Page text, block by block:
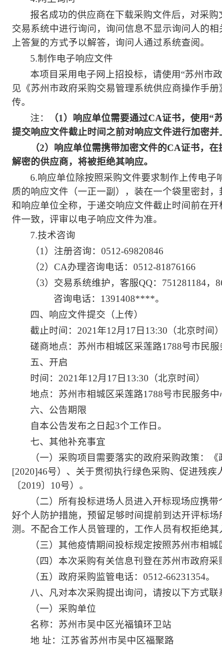
报名成功的供应商在下载采购文件后，对采
交易系统中进行询问，询问信息不显示询问人的
上答复的方式予以解答，询问人通过系统查阅。
5.制作电子响应文件
本项目采用电子网上招投标，请使用“苏州市
见《苏州市政府采购交易管理系统供应商操作手
传。
注：
（1）响应单位需要通过CA证书，使用
提交响应文件截止时间之前对响应文件进行加密并
（2）响应单位需携带加密文件的CA证书，
解密的供应商，将被拒绝其响应。
6.响应单位除按照采购文件要求制作上传电
质的响应文件（一正一副），装在一个袋里密封
和响应单位全称，于递交响应文件截止时间前在
件一致，评审以电子响应文件为准。
7.技术咨询
（1）注册咨询：0512-69820846
（2）CA办理咨询电话：0512-81876166
（3）交易系统维护，客服QQ：751281184，
咨询电话：1391408****。
四、响应文件提交 （上传）
截止时间：2021年12月17日13:30 （北京时间
磋商地点：苏州市相城区采莲路1788号市民
五、开启
时间：2021年12月17日13:30 （北京时间）
地点：苏州市相城区采莲路1788号市民服务
六、公告期限
自本公告发布之日起3个工作日。
七、其他补充事宜
（一）采购项目需要落实的政府采购政策：
[2020]46号）、关于贯彻执行绿色采购、促进残
〔2019〕 10号）。
（二）所有投标进场人员进入开标现场应携
好个人防护措施，预留足够时间提前到达开评标
测。不配合工作人员管理的，工作人员有权拒绝其
（三）其他疫情期间投标规定按照苏州市相城
（四）本次采购有关信息刊登在苏州市政府
（五）政府采购监管电话：0512-66231354。
八、凡对本次采购提出询问，请按以下方式联
（一）采购单位
名称：苏州市吴中区光福镇环卫站
地 址：江苏省苏州市吴中区福聚路